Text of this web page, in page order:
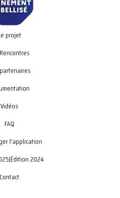
projet
Vidéos
FAQ
l'application
|Édition 2024
Contact